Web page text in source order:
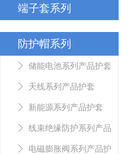
端子套系列
防护帽系列
储能电池系列产品护套
天线系列产品护套
新能源系列产品护套
线束绝缘防护系列产品
护套电磁膨胀阀系列产品护